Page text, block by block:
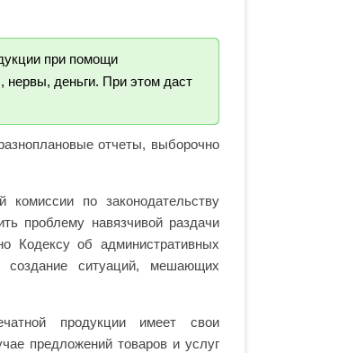
при помощи
нервы, деньги. При этом даст
отчеты, выборочно
по законодательству
проблему навязчивой раздачи
Кодексу об административных
ситуаций, мешающих
продукции имеет свои
предложений товаров и услуг